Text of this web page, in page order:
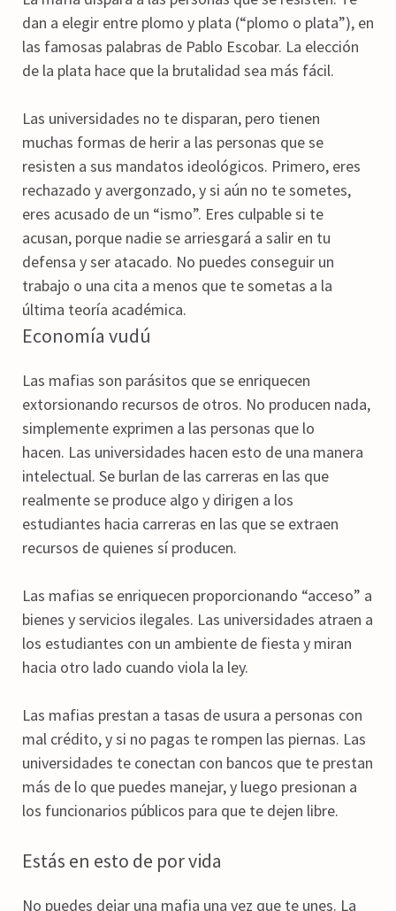
dan a elegir entre plomo y plata (“plomo o plata”), en
las famosas palabras de Pablo Escobar. La elección
de la plata hace que la brutalidad sea más fácil.
Las universidades no te disparan, pero tienen
muchas formas de herir a las personas que se
resisten a sus mandatos ideológicos. Primero, eres
rechazado y avergonzado, y si aún no te sometes,
eres acusado de un “ismo”. Eres culpable si te
acusan, porque nadie se arriesgará a salir en tu
defensa y ser atacado. No puedes conseguir un
trabajo o una cita a menos que te sometas a la
última teoría académica.
Economía vudú
Las mafias son parásitos que se enriquecen
extorsionando recursos de otros. No producen nada,
simplemente exprimen a las personas que lo
hacen. Las universidades hacen esto de una manera
intelectual. Se burlan de las carreras en las que
realmente se produce algo y dirigen a los
estudiantes hacia carreras en las que se extraen
recursos de quienes sí producen.
Las mafias se enriquecen proporcionando “acceso” a
bienes y servicios ilegales. Las universidades atraen a
los estudiantes con un ambiente de fiesta y miran
hacia otro lado cuando viola la ley.
Las mafias prestan a tasas de usura a personas con
mal crédito, y si no pagas te rompen las piernas. Las
universidades te conectan con bancos que te prestan
más de lo que puedes manejar, y luego presionan a
los funcionarios públicos para que te dejen libre.
Estás en esto de por vida
No puedes dejar una mafia una vez que te unes. La